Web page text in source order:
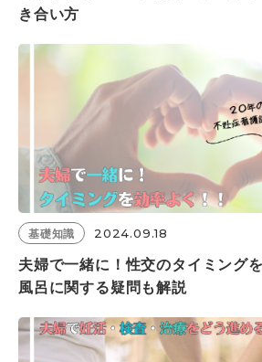
き合い方
基礎知識 2024.09.18
夫婦で一緒に！性交のタイミング
風呂に関する疑問も解説